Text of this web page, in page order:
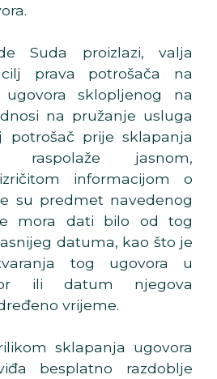
Suda proizlazi, valja
prava potrošača na
sklopljenog na
na pružanje usluga
potrošač prije sklapanja
raspolaže jasnom,
informacijom o
su predmet navedenog
mora dati bilo od tog
datuma, kao što je
tog ugovora u
ili datum njegova
vrijeme.
sklapanja ugovora
besplatno razdoblje